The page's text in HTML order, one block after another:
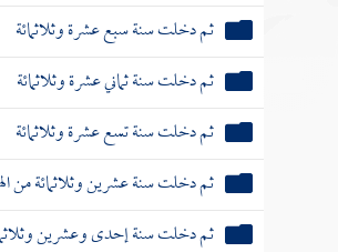
ثم دخلت سنة سبع عشرة وثلاثمائة
ثم دخلت سنة ثماني عشرة وثلاثمائة
ثم دخلت سنة تسع عشرة وثلاثمائة
ثم دخلت سنة عشرين وثلاثمائة من
ثم دخلت سنة إحدى وعشرين